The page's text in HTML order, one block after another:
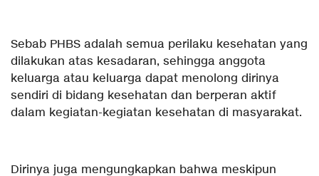
Sebab PHBS adalah semua perilaku kesehatan yang
dilakukan atas kesadaran, sehingga anggota
keluarga atau keluarga dapat menolong dirinya
sendiri di bidang kesehatan dan berperan aktif
dalam kegiatan-kegiatan kesehatan di masyarakat.
Dirinya juga mengungkapkan bahwa meskipun